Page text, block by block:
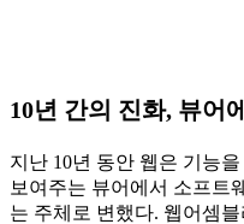
10년 간의 진화, 뷰어
지난 10년 동안 웹은 기능
보여주는 뷰어에서 소프트
는 주체로 변했다. 웹어셈